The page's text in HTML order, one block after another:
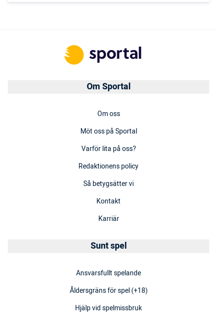
Om Sportal
Om oss
Möt oss på Sportal
Varför lita på oss?
Redaktionens policy
Så betygsätter vi
Kontakt
Karriär
Sunt spel
Ansvarsfullt spelande
Åldersgräns för spel (+18)
Hjälp vid spelmissbruk